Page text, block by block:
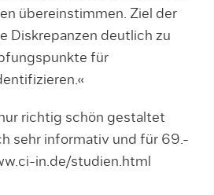
übereinstimmen. Ziel der
Diskrepanzen deutlich zu
für
richtig schön gestaltet
sehr informativ und für 69.-
in.de/studien.html